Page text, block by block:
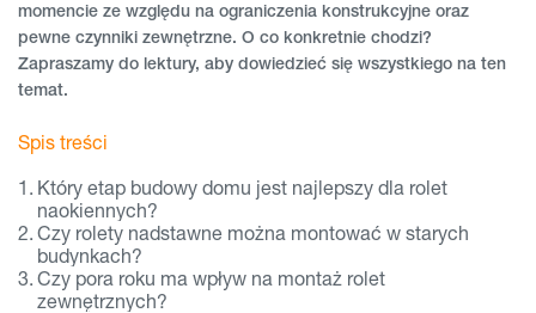
momencie ze względu na ograniczenia konstrukcyjne oraz
pewne czynniki zewnętrzne. O co konkretnie chodzi?
Zapraszamy do lektury, aby dowiedzieć się wszystkiego na ten
temat.
Spis treści
Który etap budowy domu jest najlepszy dla rolet
naokiennych?
Czy rolety nadstawne można montować w starych
budynkach?
Czy pora roku ma wpływ na montaż rolet
zewnętrznych?